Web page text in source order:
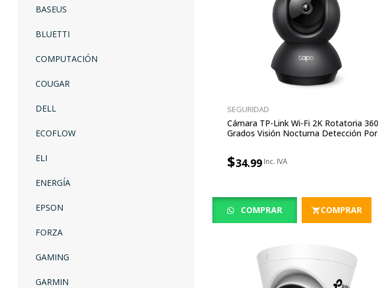
SEGURIDAD
Cámara TP-Link Wi-Fi 2K Rotatoria 360
Grados Visión Nocturna Detección Por
$34.99
COMPRAR COMPRAR
BASEUS
BLUETTI
COMPUTACIÓN
COUGAR
DELL
ECOFLOW
ELI
ENERGÍA
EPSON
FORZA
GAMING
GARMIN